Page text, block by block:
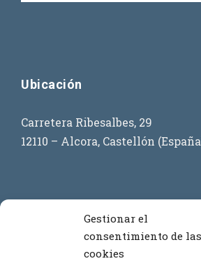
Gestionar el
consentimiento de las
cookies
Ubicación
Carretera Ribesalbes, 29
12110 – Alcora, Castellón